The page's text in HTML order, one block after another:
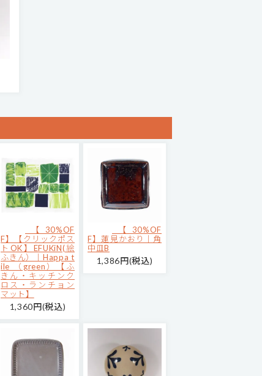
【30%OF
F】【クリックポス
トOK】EFUKiN(絵
ふきん）｜Happa t
ile （green）【ふ
きん・キッチンク
ロス・ランチョン
マット】
1,360円(税込)
【30%OF
F】蓮見かおり｜角
中皿B
1,386円(税込)